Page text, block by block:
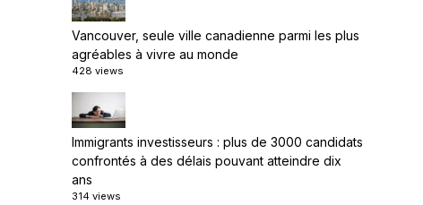
Vancouver, seule ville canadienne parmi les plus
agréables à vivre au monde
428 views
Immigrants investisseurs : plus de 3000 candidats
confrontés à des délais pouvant atteindre dix
ans
314 views